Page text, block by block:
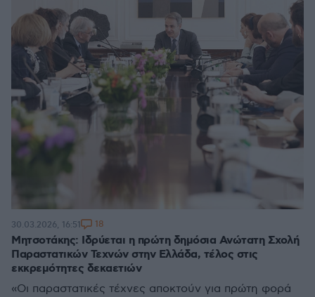
Μητσοτάκης: Ιδρύεται η πρώτη δημόσια Ανώτατη Σχολή
Παραστατικών Τεχνών στην Ελλάδα, τέλος στις
εκκρεμότητες δεκαετιών
«Οι παραστατικές τέχνες αποκτούν για πρώτη φορά
30.03.2026, 16:51 18